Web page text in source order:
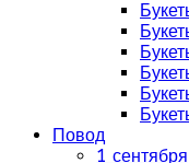
Повод
1 сентября